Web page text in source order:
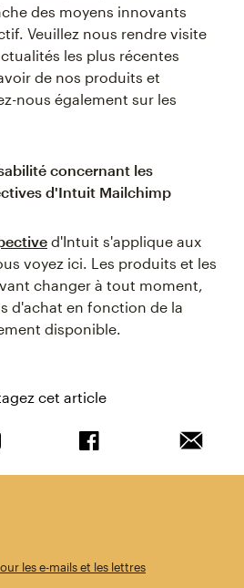
des moyens innovants
Veuillez nous rendre visite
les plus récentes
de nos produits et
nous également sur les
concernant les
d'Intuit Mailchimp
d'Intuit s'applique aux
voyez ici. Les produits et les
changer à tout moment,
d'achat en fonction de la
disponible.
cet article
les e-mails et les lettres